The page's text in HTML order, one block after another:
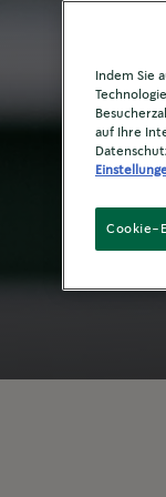
Indem Sie
auf Ihre
Cookie-